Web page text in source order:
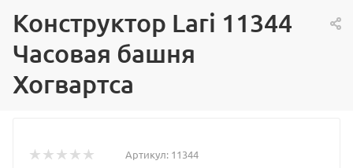
Конструктор Lari 11344
Часовая башня
Хогвартса
Артикул: 11344